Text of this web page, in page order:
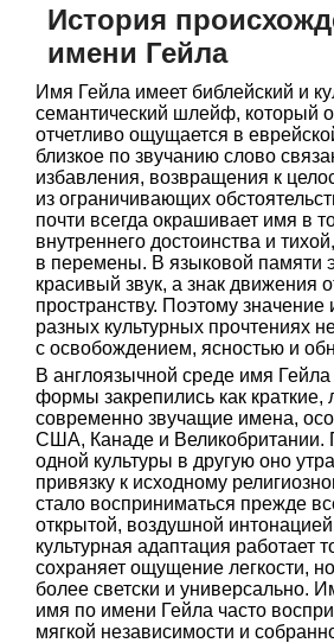
История
имени Гейла
Имя Гейла имеет библейский и
семантический шлейф, который
отчетливо ощущается в
близкое по звучанию слово
избавления, возвращения к
из ограничивающих
почти всегда окрашивает имя в
внутреннего достоинства и
в перемены. В языковой памяти
красивый звук, а знак движения
пространству. Поэтому
разных культурных прочтениях
с освобождением, ясностью и
В англоязычной среде имя
формы закрепились как краткие,
современно звучащие имена,
США, Канаде и Великобритании.
одной культуры в другую оно
привязку к исходному
стало восприниматься прежде
открытой, воздушной
культурная адаптация работает
сохраняет ощущение легкости,
более светски и универсально.
имя по имени Гейла часто
мягкой независимости и